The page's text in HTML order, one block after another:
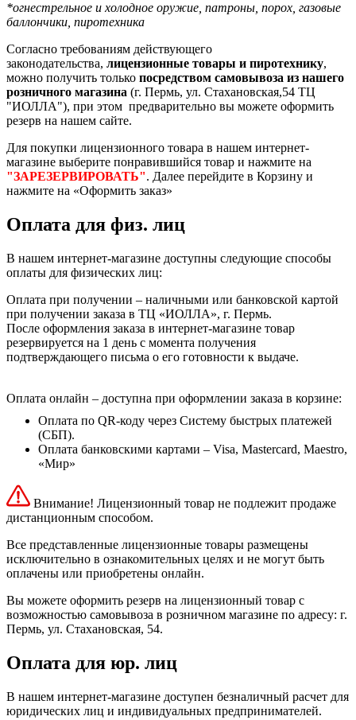
*огнестрельное и холодное оружие, патроны, порох, газовые
баллончики, пиротехника
Согласно требованиям действующего
законодательства, лицензионные товары и пиротехнику,
можно получить только посредством самовывоза из нашего
розничного магазина (г. Пермь, ул. Стахановская,54 ТЦ
"ИОЛЛА"), при этом предварительно вы можете оформить
резерв на нашем сайте.
Для покупки лицензионного товара в нашем интернет-
магазине выберите понравившийся товар и нажмите на
"ЗАРЕЗЕРВИРОВАТЬ". Далее перейдите в Корзину и
нажмите на «Оформить заказ»
Оплата для физ. лиц
В нашем интернет-магазине доступны следующие способы
оплаты для физических лиц:
Оплата при получении – наличными или банковской картой
при получении заказа в ТЦ «ИОЛЛА», г. Пермь.
После оформления заказа в интернет-магазине товар
резервируется на 1 день с момента получения
подтверждающего письма о его готовности к выдаче.
Оплата онлайн – доступна при оформлении заказа в корзине:
Оплата по QR-коду через Систему быстрых платежей
(СБП).
Оплата банковскими картами – Visa, Mastercard, Maestro,
«Мир»
Внимание! Лицензионный товар не подлежит продаже
дистанционным способом.
Все представленные лицензионные товары размещены
исключительно в ознакомительных целях и не могут быть
оплачены или приобретены онлайн.
Вы можете оформить резерв на лицензионный товар с
возможностью самовывоза в розничном магазине по адресу: г.
Пермь, ул. Стахановская, 54.
Оплата для юр. лиц
В нашем интернет-магазине доступен безналичный расчет для
юридических лиц и индивидуальных предпринимателей.